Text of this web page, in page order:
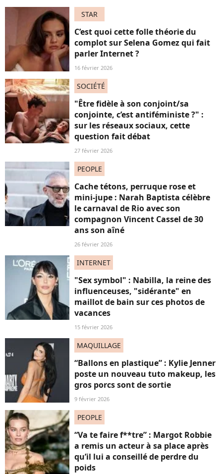
STAR
C’est quoi cette folle théorie du
complot sur Selena Gomez qui fait
parler Internet ?
16 février 2026
SOCIÉTÉ
"Être fidèle à son conjoint/sa
conjointe, c’est antiféministe ?" :
sur les réseaux sociaux, cette
question fait débat
27 février 2026
PEOPLE
Cache tétons, perruque rose et
mini-jupe : Narah Baptista célèbre
le carnaval de Rio avec son
compagnon Vincent Cassel de 30
ans son aîné
26 février 2026
INTERNET
"Sex symbol" : Nabilla, la reine des
influenceuses, "sidérante" en
maillot de bain sur ces photos de
vacances
15 février 2026
MAQUILLAGE
“Ballons en plastique” : Kylie Jenner
poste un nouveau tuto makeup, les
gros porcs sont de sortie
9 février 2026
PEOPLE
“Va te faire f**tre” : Margot Robbie
a remis un acteur à sa place après
qu’il lui a conseillé de perdre du
poids